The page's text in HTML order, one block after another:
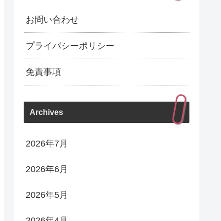
お問い合わせ
プライバシーポリシー
免責事項
Archives
2026年7月
2026年6月
2026年5月